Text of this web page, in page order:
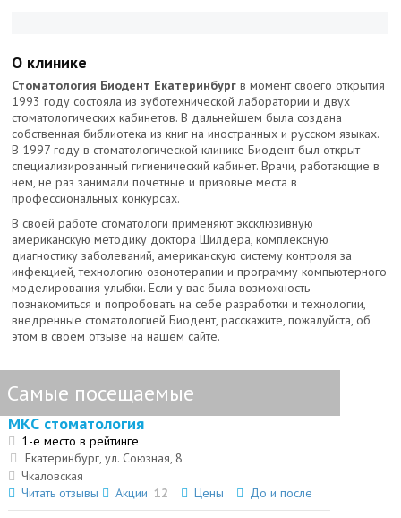
О клинике
Стоматология Биодент Екатеринбург в момент своего открытия
1993 году состояла из зуботехнической лаборатории и двух
стоматологических кабинетов. В дальнейшем была создана
собственная библиотека из книг на иностранных и русском языках.
В 1997 году в стоматологической клинике Биодент был открыт
специализированный гигиенический кабинет. Врачи, работающие в
нем, не раз занимали почетные и призовые места в
профессиональных конкурсах.
В своей работе стоматологи применяют эксклюзивную
американскую методику доктора Шилдера, комплексную
диагностику заболеваний, американскую систему контроля за
инфекцией, технологию озонотерапии и программу компьютерного
моделирования улыбки. Если у вас была возможность
познакомиться и попробовать на себе разработки и технологии,
внедренные стоматологией Биодент, расскажите, пожалуйста, об
этом в своем отзыве на нашем сайте.
Самые посещаемые
МКС стоматология
1-е место в рейтинге
Екатеринбург, ул. Союзная, 8
Чкаловская
Читать отзывы
Акции 12 Цены До и после